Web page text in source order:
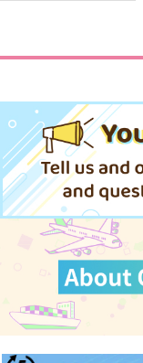
770円（税込）
三井寿×宮城リョータ
サンプル
作品詳細
ビューティフルデイズ
円 （税込）
呪術廻戦
五条悟×虎杖悠仁
サンプル
カート